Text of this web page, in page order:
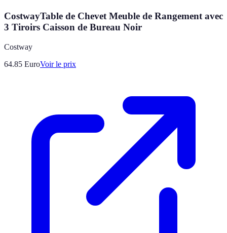
CostwayTable de Chevet Meuble de Rangement avec
3 Tiroirs Caisson de Bureau Noir
Costway
64.85 EuroVoir le prix